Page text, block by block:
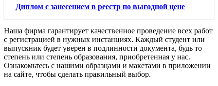
Диплом с занесением в реестр по выгодной цене
Наша фирма гарантирует качественное проведение всех работ
с регистрацией в нужных инстанциях. Каждый студент или
выпускник будет уверен в подлинности документа, будь то
степень или степень образования, приобретенная у нас.
Ознакомьтесь с нашими образцами и макетами в приложении
на сайте, чтобы сделать правильный выбор.